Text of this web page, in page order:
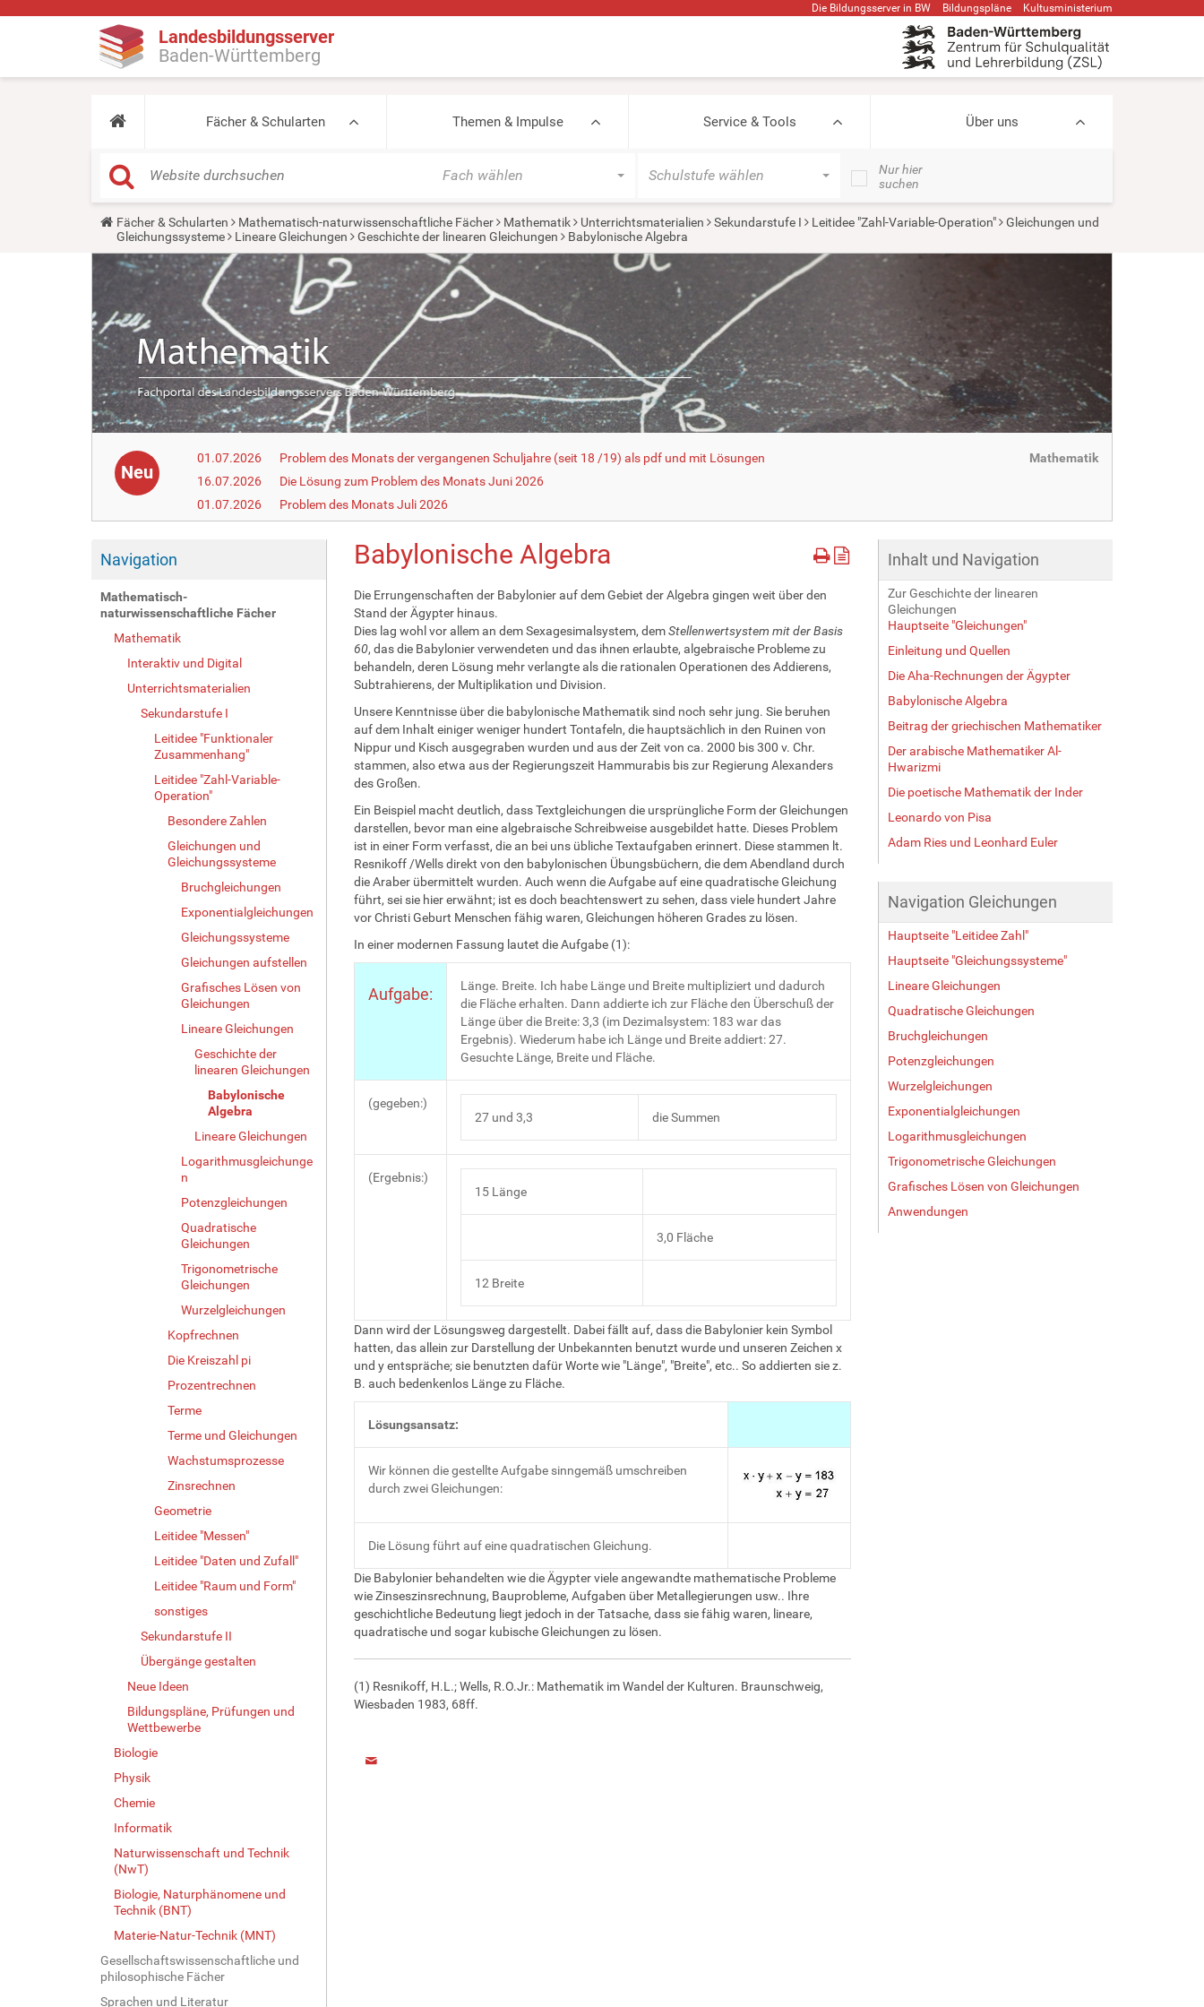
Die Bildungsserver in BW Bildungspläne Kultusministerium
Landesbildungsserver
Baden-Württemberg
Fächer & Schularten Themen & Impulse Service & Tools Über uns
Fach wählen Schulstufe wählen
Nur hier
suchen
Y
u
e
r
e
:
Fächer & Schularten Mathematisch-naturwissenschaftliche Fächer Mathematik Unterrichtsmaterialien Sekundarstufe I Leitidee "Zahl-Variable-Operation"
Gleichungen und
Gleichungssysteme
Lineare Gleichungen Geschichte der linearen Gleichungen Babylonische Algebra
Neu
01.07.2026
Problem des Monats der vergangenen Schuljahre (seit 18 /19) als pdf und mit Lösungen
16.07.2026
Die Lösung zum Problem des Monats Juni 2026
01.07.2026
Problem des Monats Juli 2026
Mathematik
Navigation
Mathematisch-
naturwissenschaftliche Fächer
Mathematik
Interaktiv und Digital
Unterrichtsmaterialien
Sekundarstufe I
Leitidee "Funktionaler
Zusammenhang"
Leitidee "Zahl-Variable-
Operation"
Besondere Zahlen
Gleichungen und
Gleichungssysteme
Bruchgleichungen
Exponentialgleichungen
Gleichungssysteme
Gleichungen aufstellen
Grafisches Lösen von
Gleichungen
Lineare Gleichungen
Geschichte der
linearen Gleichungen
Babylonische
Algebra
Lineare Gleichungen
Logarithmusgleichunge
n
Potenzgleichungen
Quadratische
Gleichungen
Trigonometrische
Gleichungen
Wurzelgleichungen
Kopfrechnen
Die Kreiszahl pi
Prozentrechnen
Terme
Terme und Gleichungen
Wachstumsprozesse
Zinsrechnen
Geometrie
Leitidee "Messen"
Leitidee "Daten und Zufall"
Leitidee "Raum und Form"
sonstiges
Sekundarstufe II
Übergänge gestalten
Neue Ideen
Bildungspläne, Prüfungen und
Wettbewerbe
Biologie
Physik
Chemie
Informatik
Naturwissenschaft und Technik
(NwT)
Biologie, Naturphänomene und
Technik (BNT)
Materie-Natur-Technik (MNT)
Gesellschaftswissenschaftliche und
philosophische Fächer
Sprachen und Literatur
Babylonische Algebra
Die Errungenschaften der Babylonier auf dem Gebiet der Algebra gingen weit über den
Stand der Ägypter hinaus.
Dies lag wohl vor allem an dem Sexagesimalsystem, demStellenwertsystem mit der Basis
60, das die Babylonier verwendeten und das ihnen erlaubte, algebraische Probleme zu
behandeln, deren Lösung mehr verlangte als die rationalen Operationen des Addierens,
Subtrahierens, der Multiplikation und Division.
Unsere Kenntnisse über die babylonische Mathematik sind noch sehr jung. Sie beruhen
auf dem Inhalt einiger weniger hundert Tontafeln, die hauptsächlich in den Ruinen von
Nippur und Kisch ausgegraben wurden und aus der Zeit von ca. 2000 bis 300 v. Chr.
stammen, also etwa aus der Regierungszeit Hammurabis bis zur Regierung Alexanders
des Großen.
Ein Beispiel macht deutlich, dass Textgleichungen die ursprüngliche Form der Gleichungen
darstellen, bevor man eine algebraische Schreibweise ausgebildet hatte. Dieses Problem
ist in einer Form verfasst, die an bei uns übliche Textaufgaben erinnert. Diese stammen lt.
Resnikoff /Wells direkt von den babylonischen Übungsbüchern, die dem Abendland durch
die Araber übermittelt wurden. Auch wenn die Aufgabe auf eine quadratische Gleichung
führt, sei sie hier erwähnt; ist es doch beachtenswert zu sehen, dass viele hundert Jahre
vor Christi Geburt Menschen fähig waren, Gleichungen höheren Grades zu lösen.
In einer modernen Fassung lautet die Aufgabe (1):
Aufgabe:
Länge. Breite. Ich habe Länge und Breite multipliziert und dadurch
die Fläche erhalten. Dann addierte ich zur Fläche den Überschuß der
Länge über die Breite: 3,3 (im Dezimalsystem: 183 war das
Ergebnis). Wiederum habe ich Länge und Breite addiert: 27.
Gesuchte Länge, Breite und Fläche.
(gegeben:)
27 und 3,3
die Summen
(Ergebnis:)
15 Länge
3,0 Fläche
12 Breite
Dann wird der Lösungsweg dargestellt. Dabei fällt auf, dass die Babylonier kein Symbol
hatten, das allein zur Darstellung der Unbekannten benutzt wurde und unseren Zeichen x
und y entspräche; sie benutzten dafür Worte wie "Länge", "Breite", etc.. So addierten sie z.
B. auch bedenkenlos Länge zu Fläche.
Lösungsansatz:
Wir können die gestellte Aufgabe sinngemäß umschreiben
durch zwei Gleichungen:
Die Lösung führt auf eine quadratischen Gleichung.
Die Babylonier behandelten wie die Ägypter viele angewandte mathematische Probleme
wie Zinseszinsrechnung, Bauprobleme, Aufgaben über Metallegierungen usw.. Ihre
geschichtliche Bedeutung liegt jedoch in der Tatsache, dass sie fähig waren, lineare,
quadratische und sogar kubische Gleichungen zu lösen.
(1) Resnikoff, H.L.; Wells, R.O.Jr.: Mathematik im Wandel der Kulturen. Braunschweig,
Wiesbaden 1983, 68ff.
Inhalt und Navigation
Zur Geschichte der linearen
Gleichungen
Hauptseite "Gleichungen"
Einleitung und Quellen
Die Aha-Rechnungen der Ägypter
Babylonische Algebra
Beitrag der griechischen Mathematiker
Der arabische Mathematiker Al-
Hwarizmi
Die poetische Mathematik der Inder
Leonardo von Pisa
Adam Ries und Leonhard Euler
Navigation Gleichungen
Hauptseite "Leitidee Zahl"
Hauptseite "Gleichungssysteme"
Lineare Gleichungen
Quadratische Gleichungen
Bruchgleichungen
Potenzgleichungen
Wurzelgleichungen
Exponentialgleichungen
Logarithmusgleichungen
Trigonometrische Gleichungen
Grafisches Lösen von Gleichungen
Anwendungen